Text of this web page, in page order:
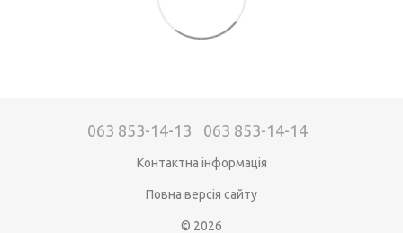
063 853-14-13 063 853-14-14
Контактна інформація
Повна версія сайту
© 2026